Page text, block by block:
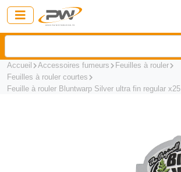
Accueil Accessoires fumeurs
Feuilles à rouler
Feuilles à rouler courtes
Feuille à rouler Bluntwarp Silver ultra fin regular x25